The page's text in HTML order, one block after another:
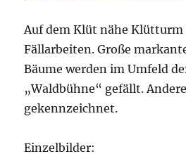
Auf dem Klüt nähe
Fällarbeiten. Große
Bäume werden im Umfeld
„Waldbühne“ gefällt.
gekennzeichnet.
Einzelbilder: